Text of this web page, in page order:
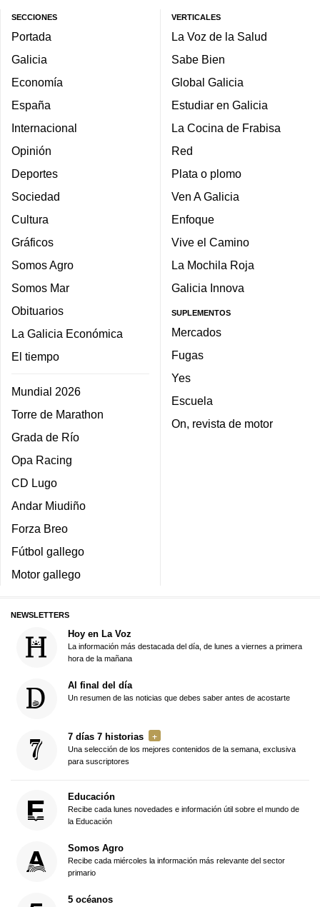
SECCIONES
Portada
Galicia
Economía
España
Internacional
Opinión
Deportes
Sociedad
Cultura
Gráficos
Somos Agro
Somos Mar
Obituarios
La Galicia Económica
El tiempo
Mundial 2026
Torre de Marathon
Grada de Río
Opa Racing
CD Lugo
Andar Miudiño
Forza Breo
Fútbol gallego
Motor gallego
VERTICALES
La Voz de la Salud
Sabe Bien
Global Galicia
Estudiar en Galicia
La Cocina de Frabisa
Red
Plata o plomo
Ven A Galicia
Enfoque
Vive el Camino
La Mochila Roja
Galicia Innova
SUPLEMENTOS
Mercados
Fugas
Yes
Escuela
On, revista de motor
NEWSLETTERS
Hoy en La Voz
La información más destacada del día, de lunes a viernes a primera
hora de la mañana
Al final del día
Un resumen de las noticias que debes saber antes de acostarte
7 días 7 historias
Una selección de los mejores contenidos de la semana, exclusiva
para suscriptores
Educación
Recibe cada lunes novedades e información útil sobre el mundo de
la Educación
Somos Agro
Recibe cada miércoles la información más relevante del sector
primario
5 océanos